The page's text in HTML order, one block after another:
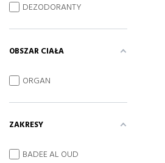
DEZODORANTY
OBSZAR CIAŁA
ORGAN
ZAKRESY
BADEE AL OUD